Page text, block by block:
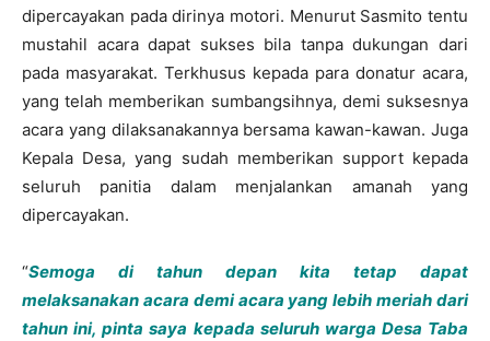
dipercayakan pada dirinya motori. Menurut Sasmito tentu
mustahil acara dapat sukses bila tanpa dukungan dari
pada masyarakat. Terkhusus kepada para donatur acara,
yang telah memberikan sumbangsihnya, demi suksesnya
acara yang dilaksanakannya bersama kawan-kawan. Juga
Kepala Desa, yang sudah memberikan support kepada
seluruh panitia dalam menjalankan amanah yang
dipercayakan.
“Semoga di tahun depan kita tetap dapat
melaksanakan acara demi acara yang lebih meriah dari
tahun ini, pinta saya kepada seluruh warga Desa Taba